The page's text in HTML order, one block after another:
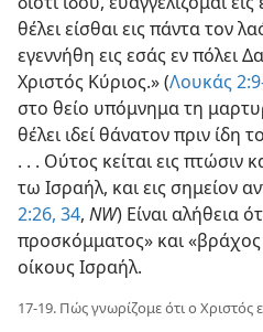
θέλει είσθαι εις πάντα τον
εγεννήθη εις εσάς εν πόλει
Χριστός Κύριος.» (Λουκάς
στο θείο υπόμνημα τη
θέλει ιδεί θάνατον πριν ίδη
. . . Ούτος κείται εις πτώσιν
τω Ισραήλ, και εις σημείον
2:26, 34, NW) Είναι αλήθεια
προσκόμματος» και
οίκους Ισραήλ.
17-19. Πώς γνωρίζομε ότι ο Χριστός